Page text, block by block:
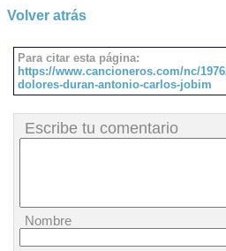
Volver atrás
Para citar esta página:
https://www.cancioneros.com/nc/
dolores-duran-antonio-carlos-jobim
Escribe tu comentario
Nombre